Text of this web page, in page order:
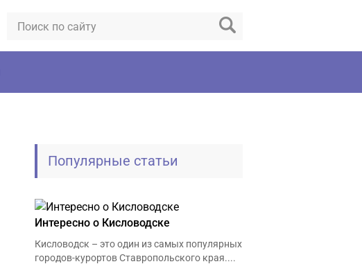
Популярные статьи
Интересно о Кисловодске
Кисловодск – это один из самых популярных
городов-курортов Ставропольского края....